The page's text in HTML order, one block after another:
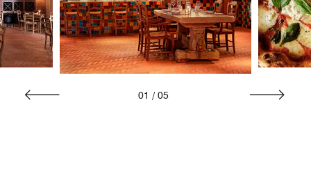
01 / 05